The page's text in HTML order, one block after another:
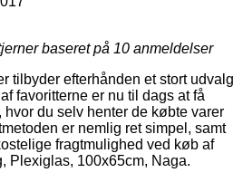
baseret på 10 anmeldelser
tilbyder efterhånden et stort udvalg
favoritterne er nu til dags at få
hvor du selv henter de købte varer
er nemlig ret simpel, samt
fragtmulighed ved køb af
100x65cm, Naga.